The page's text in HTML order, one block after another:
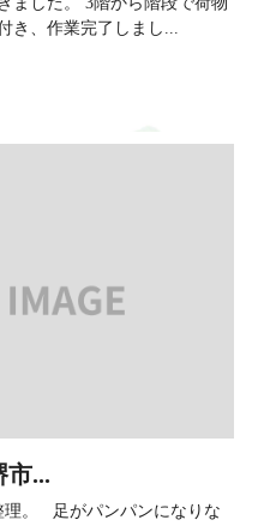
き、作業完了しまし...
...
理。 足がパンパンになりな